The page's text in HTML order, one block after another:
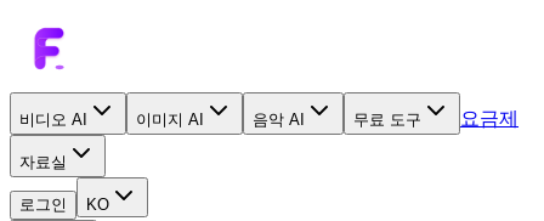
비디오 AI 이미지 AI 음악 AI 무료 도구 요금제
자료실
로그인
KO